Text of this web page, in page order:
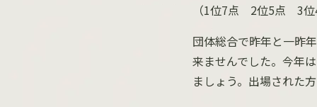
（1位7点 2位5点 3位
団体総合で昨年と一昨
来ませんでした。今年
ましょう。出場された